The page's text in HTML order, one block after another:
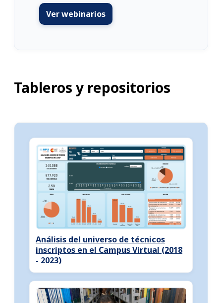
Ver webinarios
Tableros y repositorios
Análisis del universo de técnicos
inscriptos en el Campus Virtual (2018
- 2023)